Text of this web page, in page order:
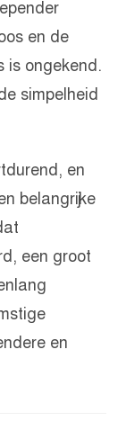
en de
is ongekend.
simpelheid
en
belangrijke
een groot
en